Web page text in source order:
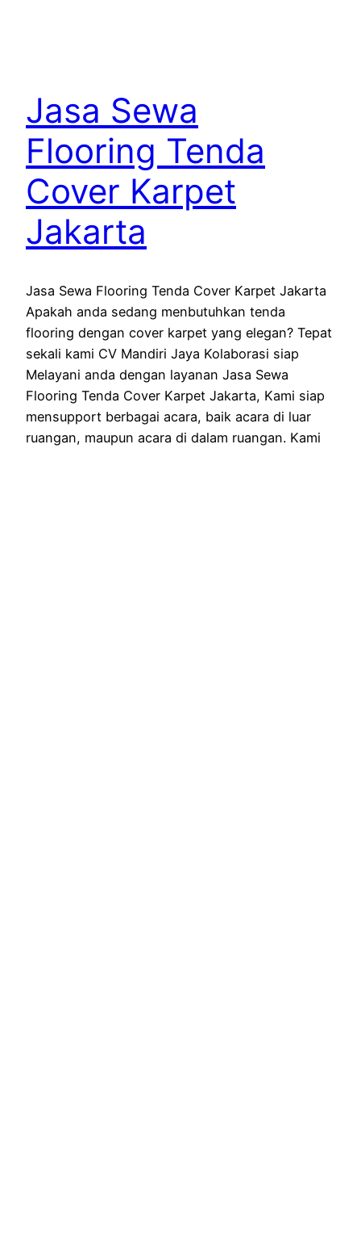
Jasa Sewa
Flooring Tenda
Cover Karpet
Jakarta
Jasa Sewa Flooring Tenda Cover Karpet Jakarta
Apakah anda sedang menbutuhkan tenda
flooring dengan cover karpet yang elegan? Tepat
sekali kami CV Mandiri Jaya Kolaborasi siap
Melayani anda dengan layanan Jasa Sewa
Flooring Tenda Cover Karpet Jakarta, Kami siap
mensupport berbagai acara, baik acara di luar
ruangan, maupun acara di dalam ruangan. Kami